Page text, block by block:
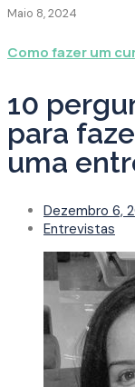
Maio 8, 2024
Como fazer um
10
para
uma
Dezembro 6,
Entrevistas